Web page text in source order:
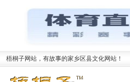
梧桐子网站，有故事的家乡区县文化网站！